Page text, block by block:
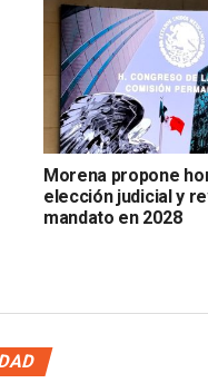
Morena propone
elección judicial y
mandato en 2028